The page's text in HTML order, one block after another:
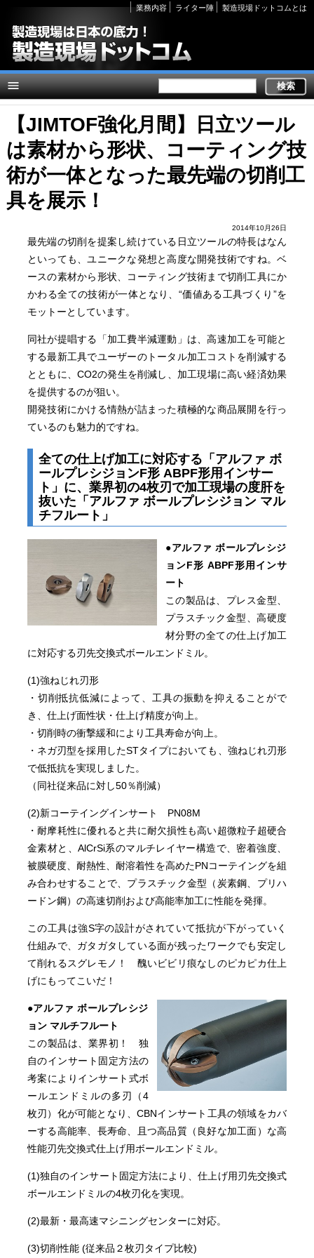
Secondary
links
業務内容 ライター陣 製造現場ドットコムとは
【JIMTOF強化月間】日立ツール
は素材から形状、コーティング技
術が一体となった最先端の切削工
具を展示！
2014年10月26日
最先端の切削を提案し続けている日立ツールの特長はなん
といっても、ユニークな発想と高度な開発技術ですね。ベ
ースの素材から形状、コーティング技術まで切削工具にか
かわる全ての技術が一体となり、“価値ある工具づくり”を
モットーとしています。
同社が提唱する「加工費半減運動」は、高速加工を可能と
する最新工具でユーザーのトータル加工コストを削減する
とともに、CO2の発生を削減し、加工現場に高い経済効果
を提供するのが狙い。
開発技術にかける情熱が詰まった積極的な商品展開を行っ
ているのも魅力的ですね。
全ての仕上げ加工に対応する「アルファ ボ
ールプレシジョンF形 ABPF形用インサー
ト」に、業界初の4枚刃で加工現場の度肝を
抜いた「アルファ ボールプレシジョン マル
チフルート」
●アルファ ボールプレシジ
ョンF形 ABPF形用インサ
ート
この製品は、プレス金型、
プラスチック金型、高硬度
材分野の全ての仕上げ加工
に対応する刃先交換式ボールエンドミル。
(1)強ねじれ刃形
・切削抵抗低減によって、工具の振動を抑えることがで
き、仕上げ面性状・仕上げ精度が向上。
・切削時の衝撃緩和により工具寿命が向上。
・ネガ刃型を採用したSTタイプにおいても、強ねじれ刃形
で低抵抗を実現しました。
（同社従来品に対し50％削減）
(2)新コーテイングインサート PN08M
・耐摩耗性に優れると共に耐欠損性も高い超微粒子超硬合
金素材と、AlCrSi系のマルチレイヤー構造で、密着強度、
被膜硬度、耐熱性、耐溶着性を高めたPNコーテイングを組
み合わせすることで、プラスチック金型（炭素鋼、プリハ
ードン鋼）の高速切削および高能率加工に性能を発揮。
この工具は強S字の設計がされていて抵抗が下がっていく
仕組みで、ガタガタしている面が残ったワークでも安定し
て削れるスグレモノ！ 醜いビビリ痕なしのピカピカ仕上
げにもってこいだ！
●アルファ ボールプレシジ
ョン マルチフルート
この製品は、業界初！ 独
自のインサート固定方法の
考案によりインサート式ボ
ールエンドミルの多刃（4
枚刃）化が可能となり、CBNインサート工具の領域をカバ
ーする高能率、長寿命、且つ高品質（良好な加工面）な高
性能刃先交換式仕上げ用ボールエンドミル。
(1)独自のインサート固定方法により、仕上げ用刃先交換式
ボールエンドミルの4枚刃化を実現。
(2)最新・最高速マシニングセンターに対応。
(3)切削性能 (従来品２枚刃タイプ比較)